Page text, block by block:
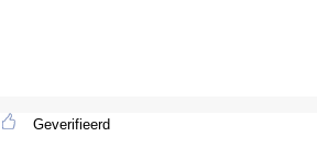
Geverifieerd